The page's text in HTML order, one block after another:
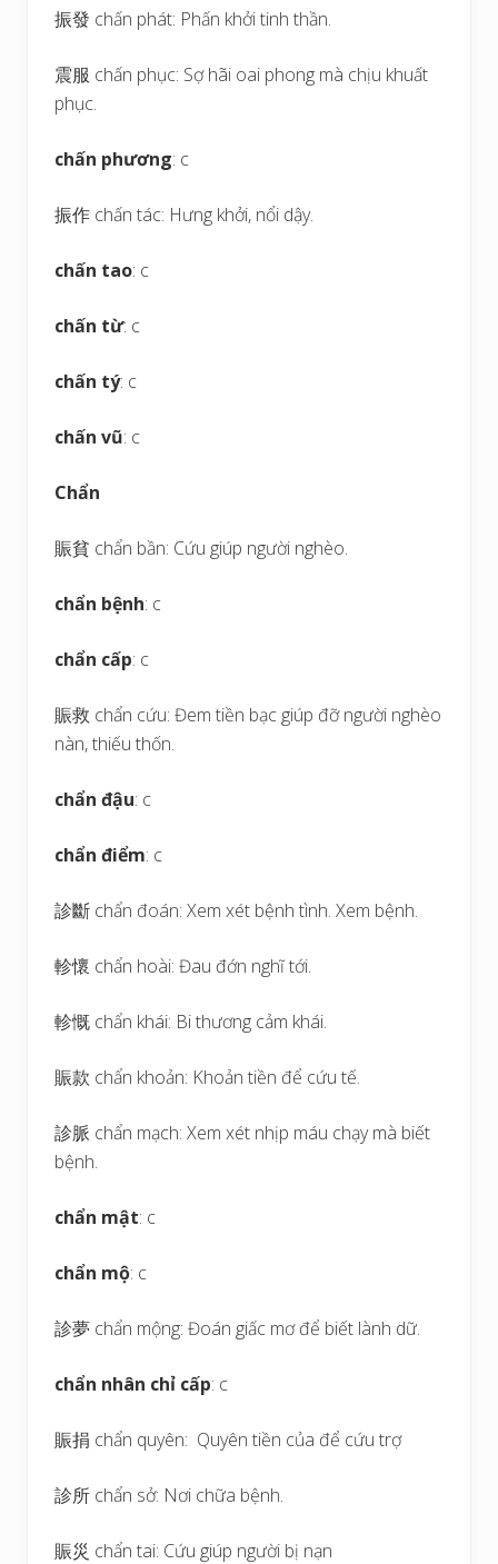
振發 chấn phát: Phấn khởi tinh thần.
震服 chấn phục: Sợ hãi oai phong mà chịu khuất
phục.
chấn phương: c
振作 chấn tác: Hưng khởi, nổi dậy.
chấn tao: c
chấn từ: c
chấn tý: c
chấn vũ: c
Chẩn
賑貧 chẩn bần: Cứu giúp người nghèo.
chẩn bệnh: c
chẩn cấp: c
賑救 chẩn cứu: Đem tiền bạc giúp đỡ người nghèo
nàn, thiếu thốn.
chẩn đậu: c
chẩn điểm: c
診斷 chẩn đoán: Xem xét bệnh tình. Xem bệnh.
軫懷 chẩn hoài: Đau đớn nghĩ tới.
軫慨 chẩn khái: Bi thương cảm khái.
賑款 chẩn khoản: Khoản tiền để cứu tế.
診脈 chẩn mạch: Xem xét nhịp máu chạy mà biết
bệnh.
chẩn mật: c
chẩn mộ: c
診夢 chẩn mộng: Đoán giấc mơ để biết lành dữ.
chẩn nhân chỉ cấp: c
賑捐 chẩn quyên: Quyên tiền của để cứu trợ
診所 chẩn sở: Nơi chữa bệnh.
賑災 chẩn tai: Cứu giúp người bị nạn